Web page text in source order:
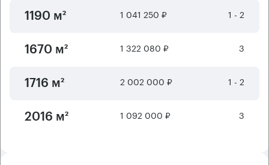
1190 м² 1 041 250 ₽ 1 - 2
1670 м² 1 322 080 ₽ 3
1716 м² 2 002 000 ₽ 1 - 2
2016 м² 1 092 000 ₽ 3